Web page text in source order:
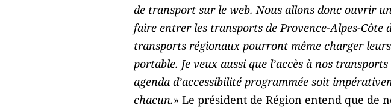
de transport sur le web. Nous allons donc ouvrir
faire entrer les transports de Provence-Alpes-Côte
transports régionaux pourront même charger
portable. Je veux aussi que l’accès à nos
agenda d’accessibilité programmée soit
chacun.» Le président de Région entend que de